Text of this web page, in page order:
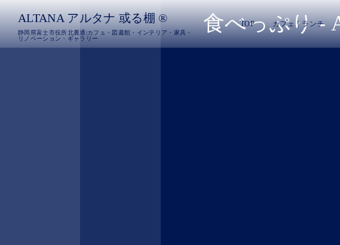
ALTANA アルタナ 或る棚 ®︎
静岡県富士市役所北裏通|カフェ・図書館・インテリア・家具・
リノベーション・ギャラリー
TOP カフェ｜ランチ
食べっぷり -